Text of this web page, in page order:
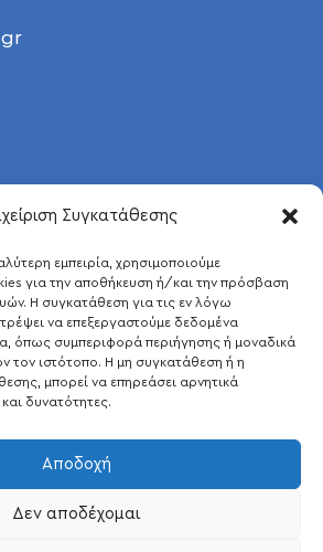
Συγκατάθεσης
εμπειρία, χρησιμοποιούμε
για την αποθήκευση ή/και την πρόσβαση
Η συγκατάθεση για τις εν λόγω
να επεξεργαστούμε δεδομένα
όπως συμπεριφορά περιήγησης ή μοναδικά
τον ιστότοπο. Η μη συγκατάθεση ή η
μπορεί να επηρεάσει αρνητικά
δυνατότητες.
Αποδοχή
Δεν αποδέχομαι